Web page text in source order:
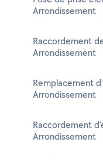
Arrondissement
Raccordement
Arrondissement
Remplacement
Arrondissement
Raccordement
Arrondissement